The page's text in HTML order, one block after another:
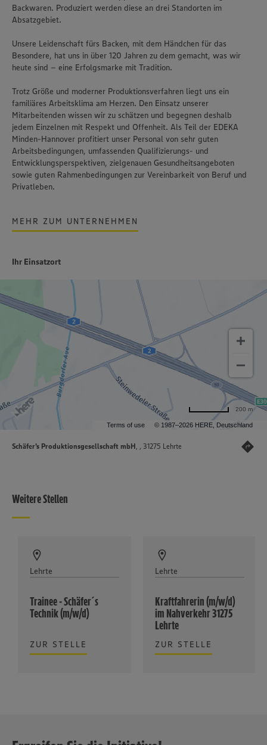
Backwaren. Produziert werden diese an drei Standorten im
Absatzgebiet.
Unsere Leidenschaft fürs Backen, mit dem Händchen für das
Besondere, hat uns in über 120 Jahren zu dem gemacht, was wir
heute sind – eine Erfolgsmarke mit Tradition.
Trotz Größe und moderner Produktionsverfahren liegt uns ein
familiäres Arbeitsklima am Herzen. Den Einsatz unserer
Mitarbeitenden wissen wir zu schätzen und begegnen deshalb
jedem Einzelnen mit Respekt und Offenheit. Als Teil der EDEKA
Minden-Hannover profitiert unser Personal von sehr guten
Arbeitsbedingungen, umfassenden Qualifizierungs- und
Entwicklungsperspektiven, zielgenauen Gesundheitsangeboten
sowie guten Rahmenbedingungen zur Vereinbarkeit von Beruf und
Privatleben.
MEHR ZUM UNTERNEHMEN
Ihr Einsatzort
Terms of use © 1987–2026 HERE, Deutschland
200 m
Schäfer's Produktionsgesellschaft mbH, , 31275 Lehrte
Weitere Stellen
Lehrte
Trainee - Schäfer´s
Technik (m/w/d)
ZUR STELLE
Lehrte
Kraftfahrerin (m/w/d)
im Nahverkehr 31275
Lehrte
ZUR STELLE